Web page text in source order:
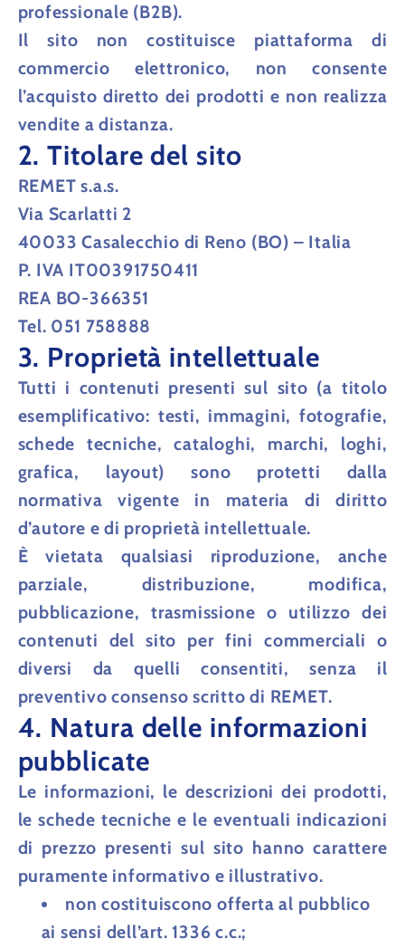
professionale (B2B).
Il sito non costituisce piattaforma di
commercio elettronico, non consente
l’acquisto diretto dei prodotti e non realizza
vendite a distanza.
2. Titolare del sito
REMET s.a.s.
Via Scarlatti 2
40033 Casalecchio di Reno (BO) – Italia
P. IVA IT00391750411
REA BO-366351
Tel. 051 758888
3. Proprietà intellettuale
Tutti i contenuti presenti sul sito (a titolo
esemplificativo: testi, immagini, fotografie,
schede tecniche, cataloghi, marchi, loghi,
grafica, layout) sono protetti dalla
normativa vigente in materia di diritto
d’autore e di proprietà intellettuale.
È vietata qualsiasi riproduzione, anche
parziale, distribuzione, modifica,
pubblicazione, trasmissione o utilizzo dei
contenuti del sito per fini commerciali o
diversi da quelli consentiti, senza il
preventivo consenso scritto di REMET.
4. Natura delle informazioni
pubblicate
Le informazioni, le descrizioni dei prodotti,
le schede tecniche e le eventuali indicazioni
di prezzo presenti sul sito hannocarattere
puramente informativo e illustrativo.
non costituiscono offerta al pubblico
ai sensi dell’art. 1336 c.c.;